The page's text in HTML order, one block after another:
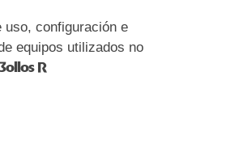
uso, configuración e
equipos utilizados no
R